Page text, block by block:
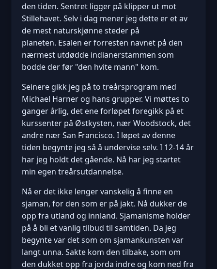
den tiden. Sentret ligger på klipper ut mot
Stillehavet. Selv i dag mener jeg dette er et av
de mest naturskjønne steder på
planeten. Esalen er forresten navnet på den
nærmest utdødde indianerstammen som
bodde der før "den hvite mann" kom.
Seinere gikk jeg på to treårsprogram med
Michael Harner og hans grupper. Vi møttes to
ganger årlig, det ene forløpet foregikk på et
kurssenter på Østkysten, nær Woodstock, det
andre nær San Francisco. I løpet av denne
tiden begynte jeg så å undervise selv. I 12-14 år
har jeg holdt det gående. Nå har jeg startet
min egen treårsutdannelse.
Nå er det ikke lenger vanskelig å finne en
sjaman, for den som er på jakt. Nå dukker de
opp fra utland og innland. Sjamanisme holder
på å bli et vanlig tilbud til samtiden. Da jeg
begynte var det som om sjamankunsten var
langt unna. Sakte kom den tilbake, som om
den dukket opp fra jorda indre og kom ned fra